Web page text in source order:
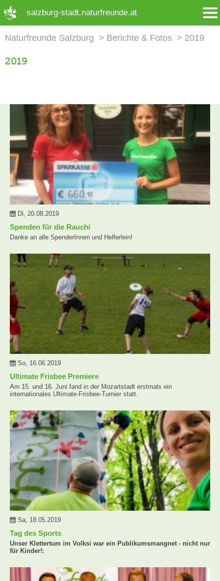
salzburg-stadt.naturfreunde.at
Naturfreunde Salzburg Berichte & Fotos 2019
2019
Di, 20.08.2019
Spenden für die Rauchi
Danke an alle SpenderInnen und Helferlein!
So, 16.06.2019
Ultimate Frisbee Premiere
Am 15. und 16. Juni fand in der Mozartstadt erstmals ein
internationales Ultimate-Frisbee-Turnier statt.
Sa, 18.05.2019
Tag des Sports
Unser Klettertum im Volksi war ein Publikumsmangnet - nicht nur
für Kinder!: